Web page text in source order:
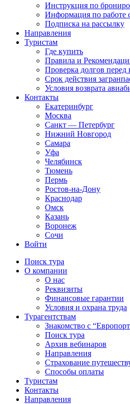
Инструкция по
Информация по работе
Подписка на рассылку
Направления
Туристам
Где купить
Правила и
Проверка долгов перед
Срок действия
Условия возврата
Контакты
Екатеринбург
Москва
Санкт — Петербург
Нижний Новгород
Самара
Уфа
Челябинск
Тюмень
Пермь
Ростов-на-Дону
Краснодар
Омск
Казань
Воронеж
Сочи
Войти
Поиск тура
О компании
О нас
Реквизиты
Финансовые гарантии
Условия и охрана труда
Турагентствам
Знакомство с
Поиск тура
Архив вебинаров
Направления
Страхование
Способы оплаты
Туристам
Контакты
Направления